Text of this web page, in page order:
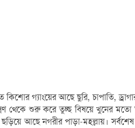
গ্যাংয়ের আছে ছুরি, চাপাতি,
থেকে শুরু করে তুচ্ছ বিষয়ে খুনের
আছে নগরীর পাড়া-মহল্লায়।